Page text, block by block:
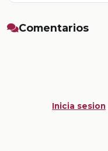
Comentarios
Inicia sesion